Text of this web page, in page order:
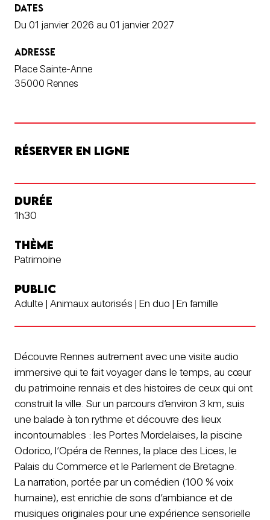
DATES
Du 01 janvier 2026 au 01 janvier 2027
ADRESSE
Place Sainte-Anne
35000 Rennes
RÉSERVER EN LIGNE
DURÉE
1h30
THÈME
Patrimoine
PUBLIC
Adulte | Animaux autorisés | En duo | En famille
Découvre Rennes autrement avec une visite audio
immersive qui te fait voyager dans le temps, au cœur
du patrimoine rennais et des histoires de ceux qui ont
construit la ville. Sur un parcours d’environ 3 km, suis
une balade à ton rythme et découvre des lieux
incontournables : les Portes Mordelaises, la piscine
Odorico, l’Opéra de Rennes, la place des Lices, le
Palais du Commerce et le Parlement de Bretagne.
La narration, portée par un comédien (100 % voix
humaine), est enrichie de sons d’ambiance et de
musiques originales pour une expérience sensorielle